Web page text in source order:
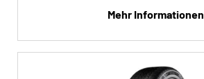
Mehr Informationen